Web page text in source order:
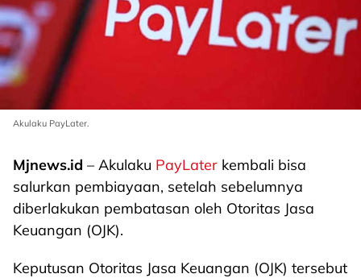
Akulaku PayLater.
Mjnews.id – Akulaku PayLater kembali bisa
salurkan pembiayaan, setelah sebelumnya
diberlakukan pembatasan oleh Otoritas Jasa
Keuangan (OJK).
Keputusan Otoritas Jasa Keuangan (OJK) tersebut